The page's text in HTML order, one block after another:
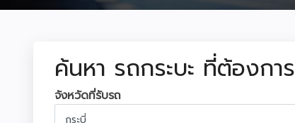
ค้นหา รถกระบะ ที่ต้องการ
จังหวัดที่รับรถ